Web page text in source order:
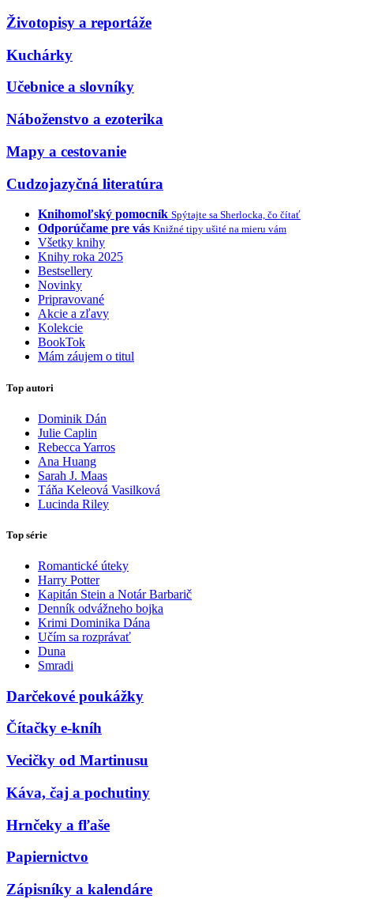
Životopisy a reportáže
Kuchárky
Učebnice a slovníky
Náboženstvo a ezoterika
Mapy a cestovanie
Cudzojazyčná literatúra
Knihomoľský pomocník Spýtajte sa Sherlocka, čo čítať
Odporúčame pre vás Knižné tipy ušité na mieru vám
Všetky knihy
Knihy roka 2025
Bestsellery
Novinky
Pripravované
Akcie a zľavy
Kolekcie
BookTok
Mám záujem o titul
Top autori
Dominik Dán
Julie Caplin
Rebecca Yarros
Ana Huang
Sarah J. Maas
Táňa Keleová Vasilková
Lucinda Riley
Top série
Romantické úteky
Harry Potter
Kapitán Stein a Notár Barbarič
Denník odvážneho bojka
Krimi Dominika Dána
Učím sa rozprávať
Duna
Smradi
Darčekové poukážky
Čítačky e-kníh
Vecičky od Martinusu
Káva, čaj a pochutiny
Hrnčeky a fľaše
Papiernictvo
Zápisníky a kalendáre